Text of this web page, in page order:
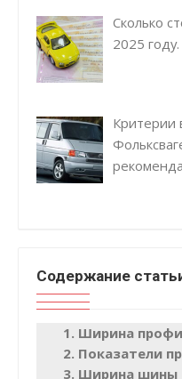
Сколько
2025
Критерии
Содержание
Ширина
Показатели
Ширина шины